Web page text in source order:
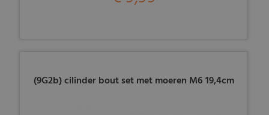
(9G2b) cilinder bout set met moeren M6 19,4cm